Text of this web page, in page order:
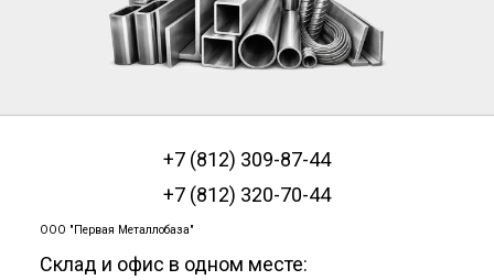
+7 (812) 309-87-44
+7 (812) 320-70-44
ООО "Первая Металлобаза"
Склад и офис в одном месте: